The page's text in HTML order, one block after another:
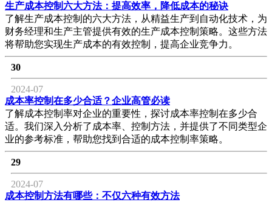
生产成本控制六大方法：提高效率，降低成本的秘诀
了解生产成本控制的六大方法，从精益生产到自动化技术，为
财务经理和生产主管提供有效的生产成本控制策略。这些方法
将帮助您实现生产成本的有效控制，提高企业竞争力。
30
2024-07
成本率控制在多少合适？企业高管必读
了解成本控制率对企业的重要性，探讨成本率控制在多少合
适。我们深入分析了成本率、控制方法，并提供了不同类型企
业的参考标准，帮助您找到合适的成本控制率策略。
29
2024-07
成本控制方法有哪些：不仅六种有效方法